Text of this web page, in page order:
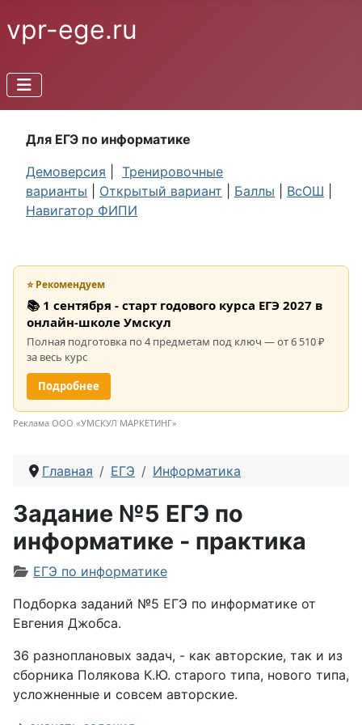
vpr-ege.ru
Для ЕГЭ по информатике
Демоверсия
Тренировочные
варианты
Открытый вариант Баллы ВсОШ
Навигатор ФИПИ
⭐ Рекомендуем
📚 1 сентября - старт годового курса ЕГЭ 2027 в
онлайн-школе Умскул
Полная подготовка по 4 предметам под ключ — от 6 510 ₽
за весь курс
Подробнее
Реклама ООО «УМСКУЛ МАРКЕТИНГ»
Главная ЕГЭ Информатика
Задание №5 ЕГЭ по
информатике - практика
Информация о материале
ЕГЭ по информатике
Подборка заданий №5 ЕГЭ по информатике от
Евгения Джобса.
36 разноплановых задач, - как авторские, так и из
сборника Полякова К.Ю. старого типа, нового типа,
усложненные и совсем авторские.